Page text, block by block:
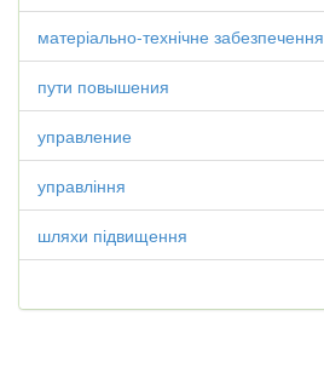
матеріально-технічне забезпечення
пути повышения
управление
управління
шляхи підвищення